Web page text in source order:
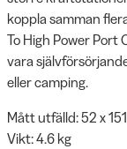
koppla samman
To High Power Port
vara
eller camping.
Mått utfälld: 52 x
Vikt: 4.6 kg